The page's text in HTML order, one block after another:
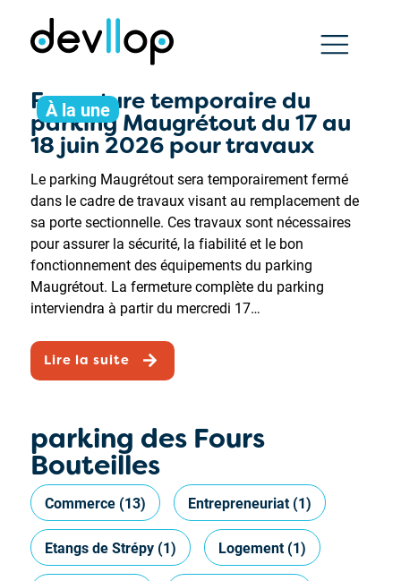
À la une
Fermeture temporaire du
parking Maugrétout du 17 au
18 juin 2026 pour travaux
Le parking Maugrétout sera temporairement fermé
dans le cadre de travaux visant au remplacement de
sa porte sectionnelle. Ces travaux sont nécessaires
pour assurer la sécurité, la fiabilité et le bon
fonctionnement des équipements du parking
Maugrétout. La fermeture complète du parking
interviendra à partir du mercredi 17…
Lire la suite
parking des Fours
Bouteilles
Commerce (13) Entrepreneuriat(1)
Etangs de Strépy (1) Logement(1)